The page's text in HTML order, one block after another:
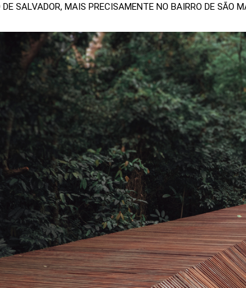
DE SALVADOR, MAIS PRECISAMENTE NO BAIRRO DE SÃO